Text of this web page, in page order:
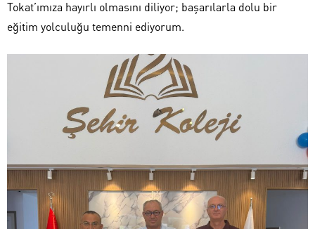
Tokat’ımıza hayırlı olmasını diliyor; başarılarla dolu bir
eğitim yolculuğu temenni ediyorum.